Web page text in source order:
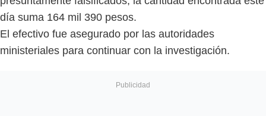
día suma 164 mil 390 pesos.
El efectivo fue asegurado por las autoridades
ministeriales para continuar con la investigación.